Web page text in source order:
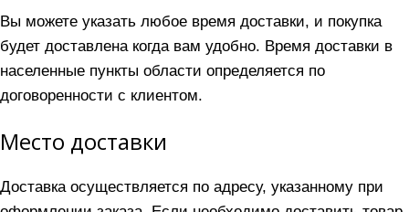
Вы можете указать любое время доставки, и покупка
будет доставлена когда вам удобно. Время доставки в
населенные пункты области определяется по
договоренности с клиентом.
Место доставки
Доставка осуществляется по адресу, указанному при